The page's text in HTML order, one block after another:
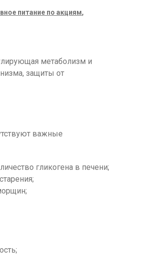
питание по акциям,
метаболизм и
защиты от
важные
гликогена в печени;